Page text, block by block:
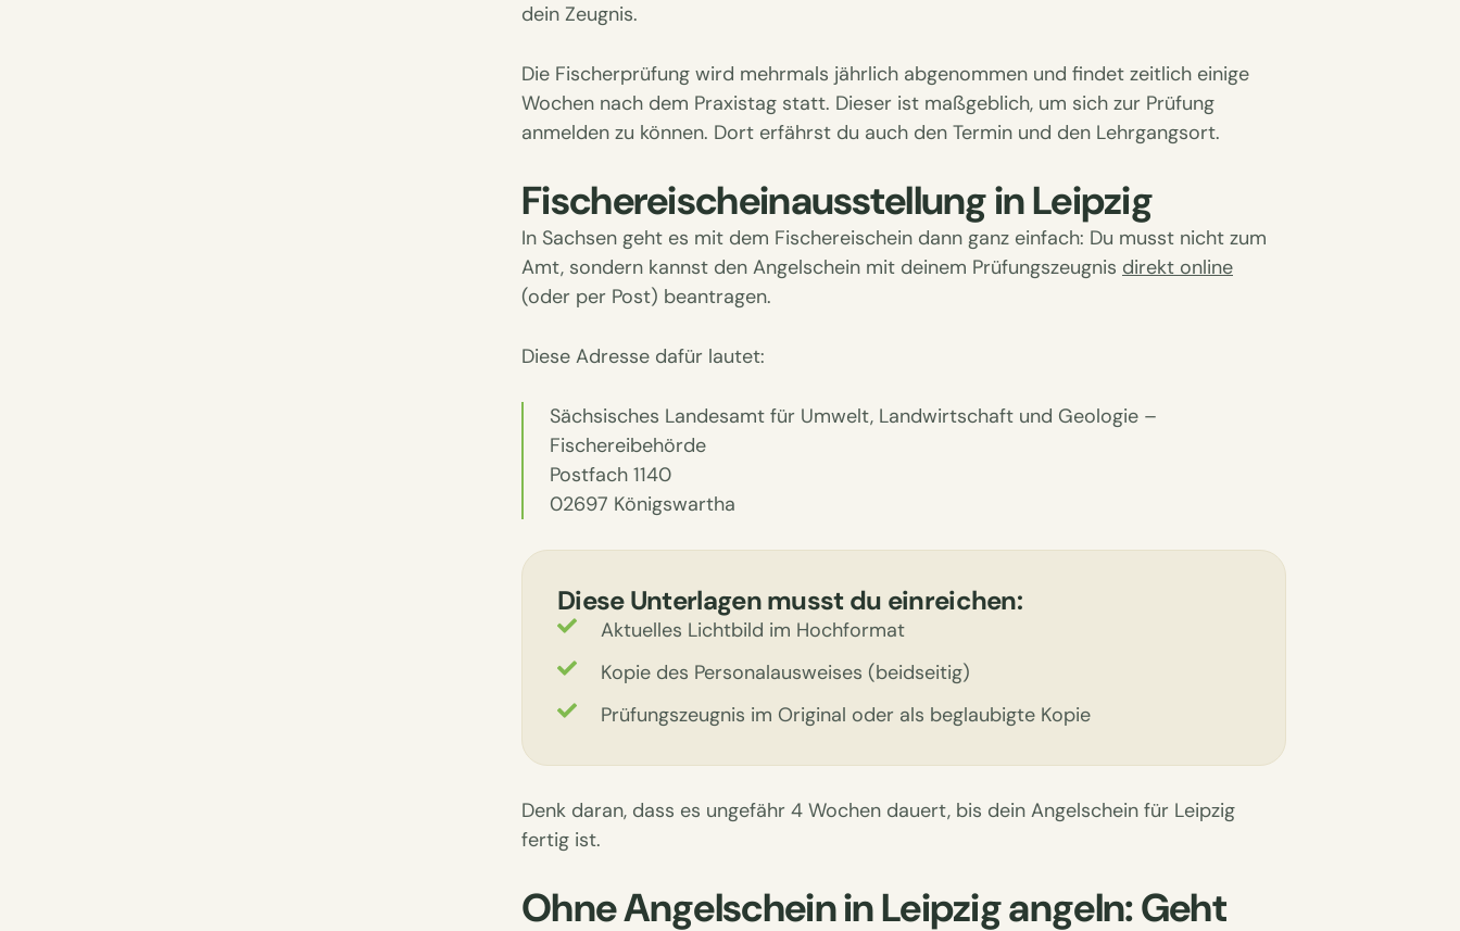
dein Zeugnis.
Die Fischerprüfung wird mehrmals jährlich abgenommen und findet zeitlich einige
Wochen nach dem Praxistag statt. Dieser ist maßgeblich, um sich zur Prüfung
anmelden zu können. Dort erfährst du auch den Termin und den Lehrgangsort.
Fischereischeinausstellung in Leipzig
In Sachsen geht es mit dem Fischereischein dann ganz einfach: Du musst nicht zum
Amt, sondern kannst den Angelschein mit deinem Prüfungszeugnis direkt online
(oder per Post) beantragen.
Diese Adresse dafür lautet:
Sächsisches Landesamt für Umwelt, Landwirtschaft und Geologie –
Fischereibehörde
Postfach 1140
02697 Königswartha
Diese Unterlagen musst du einreichen:
Aktuelles Lichtbild im Hochformat
Kopie des Personalausweises (beidseitig)
Prüfungszeugnis im Original oder als beglaubigte Kopie
Denk daran, dass es ungefähr 4 Wochen dauert, bis dein Angelschein für Leipzig
fertig ist.
Ohne Angelschein in Leipzig angeln: Geht